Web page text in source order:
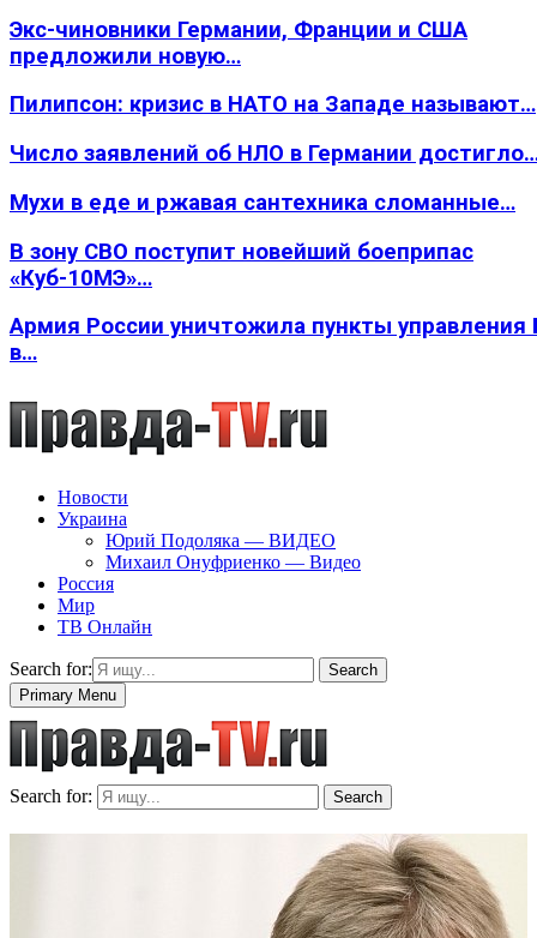
Экс-чиновники Германии, Франции и США
предложили новую…
Пилипсон: кризис в НАТО на Западе называют…
Число заявлений об НЛО в Германии
Мухи в еде и ржавая сантехника сломанные…
В зону СВО поступит новейший боеприпас
«Куб-10МЭ»…
Армия России уничтожила пункты
в…
Новости
Украина
Юрий Подоляка — ВИДЕО
Михаил Онуфриенко — Видео
Россия
Мир
ТВ Онлайн
Search for:
Search
Primary Menu
Search for: Search